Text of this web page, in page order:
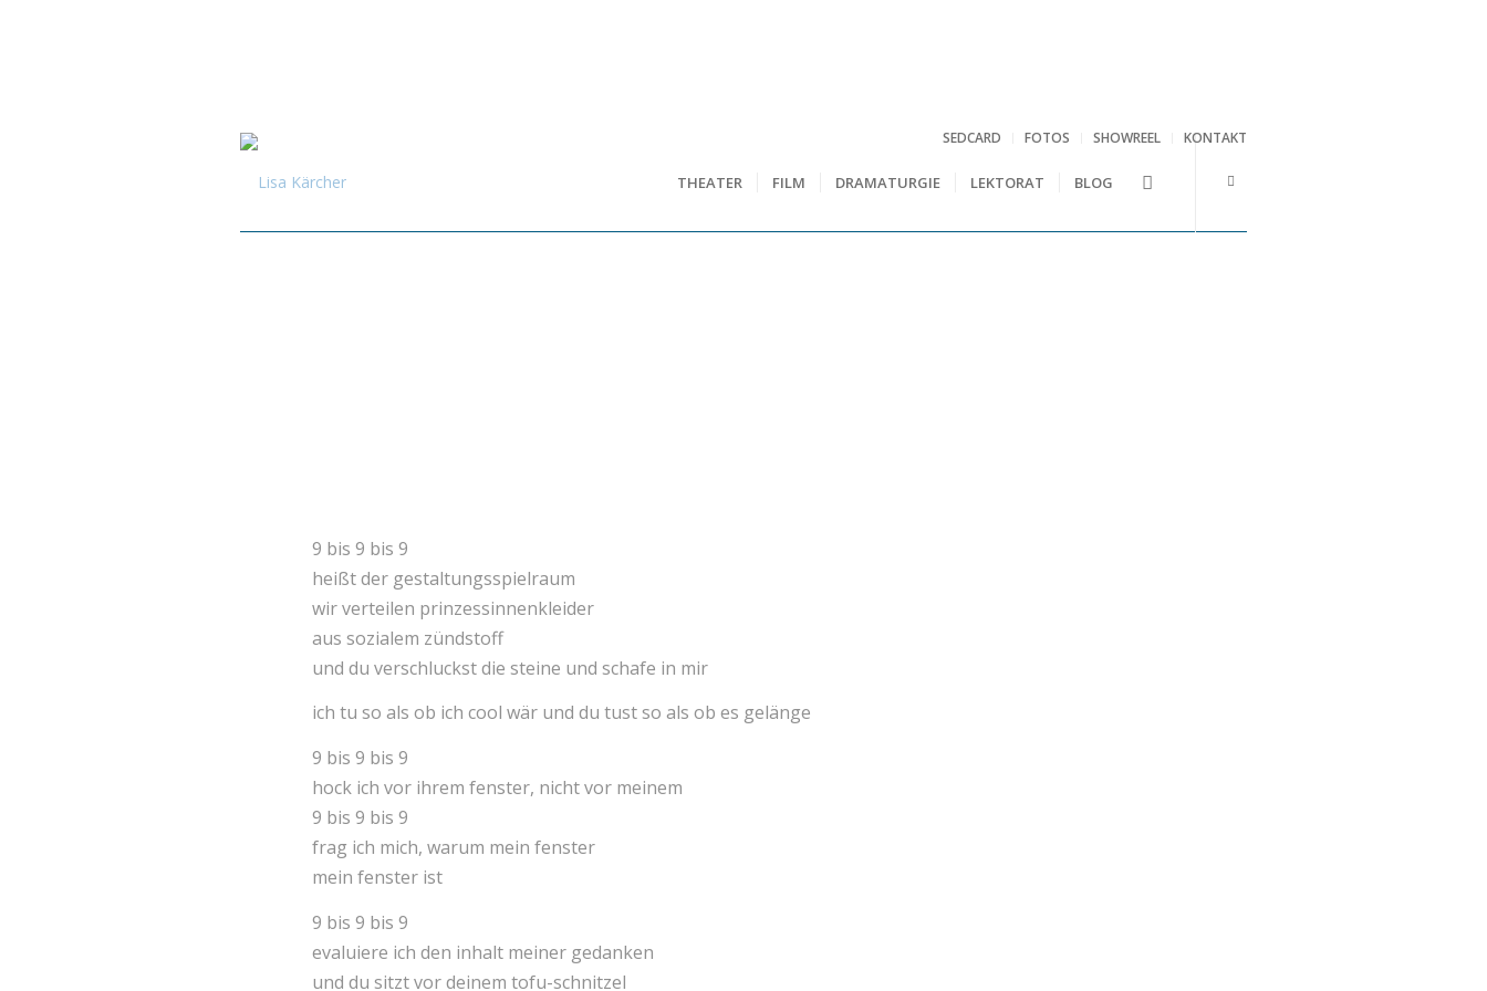
SEDCARD FOTOS SHOWREEL KONTAKT
THEATER FILM DRAMATURGIE LEKTORAT BLOG
9 bis 9 bis 9
heißt der gestaltungsspielraum
wir verteilen prinzessinnenkleider
aus sozialem zündstoff
und du verschluckst die steine und schafe in mir
ich tu so als ob ich cool wär und du tust so als ob es gelänge
9 bis 9 bis 9
hock ich vor ihrem fenster, nicht vor meinem
9 bis 9 bis 9
frag ich mich, warum mein fenster
mein fenster ist
9 bis 9 bis 9
evaluiere ich den inhalt meiner gedanken
und du sitzt vor deinem tofu-schnitzel